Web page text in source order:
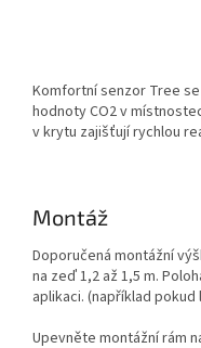
Komfortní senzor Tree
hodnoty CO2 v
v krytu zajišťují rychlou
Montáž
Doporučená montážní
na zeď 1,2 až 1,5 m.
aplikaci. (například
Upevněte montážní rám